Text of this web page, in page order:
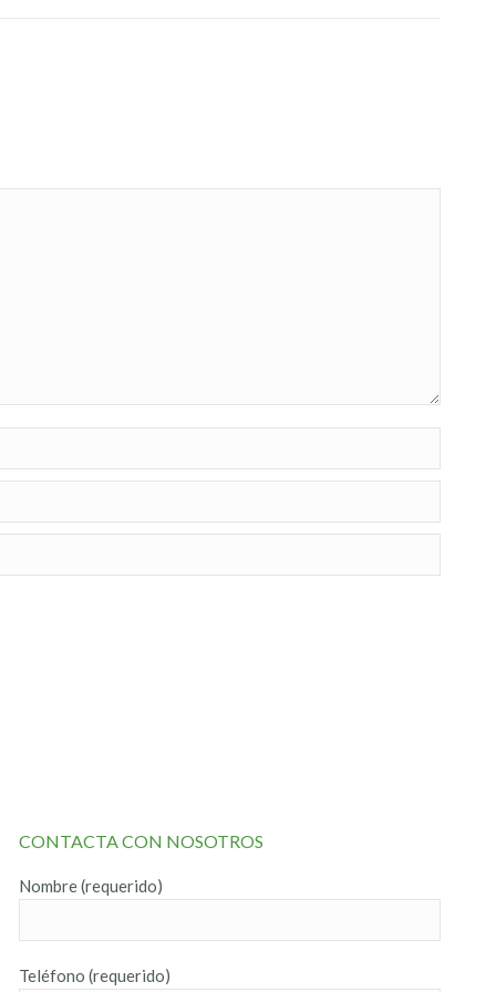
CONTACTA CON NOSOTROS
Nombre (requerido)
Teléfono (requerido)